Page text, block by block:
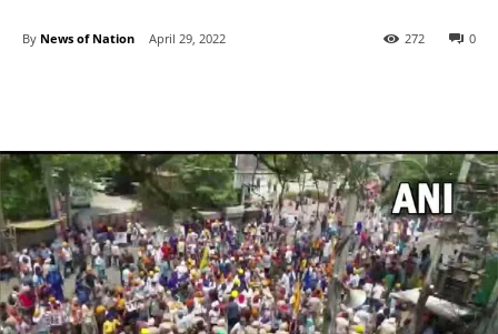
By News of Nation April 29, 2022 0
272